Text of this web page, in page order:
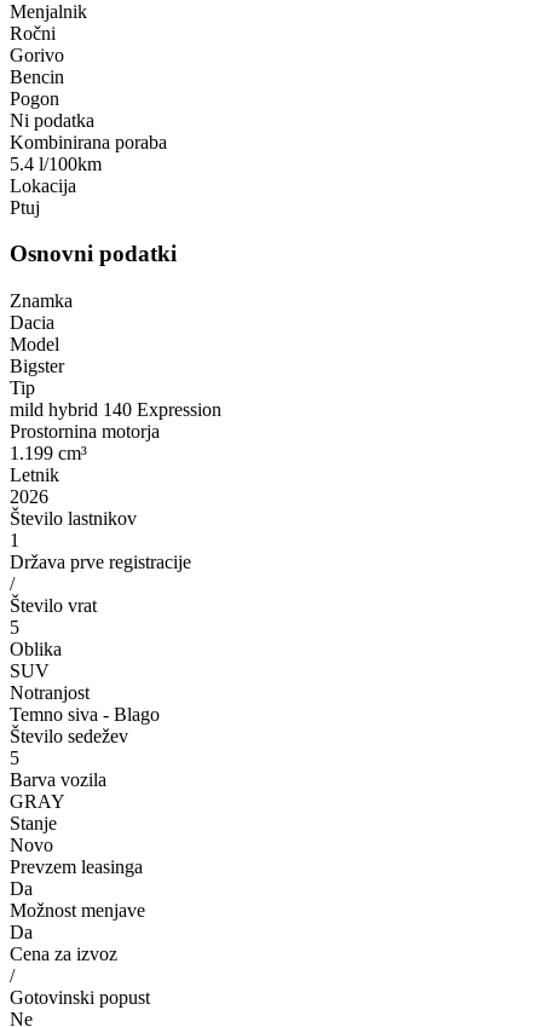
Menjalnik
Ročni
Gorivo
Bencin
Pogon
Ni podatka
Kombinirana poraba
5.4 l/100km
Lokacija
Ptuj
Osnovni podatki
Znamka
Dacia
Model
Bigster
Tip
mild hybrid 140 Expression
Prostornina motorja
1.199 cm³
Letnik
2026
Število lastnikov
1
Država prve registracije
/
Število vrat
5
Oblika
SUV
Notranjost
Temno siva - Blago
Število sedežev
5
Barva vozila
GRAY
Stanje
Novo
Prevzem leasinga
Da
Možnost menjave
Da
Cena za izvoz
/
Gotovinski popust
Ne